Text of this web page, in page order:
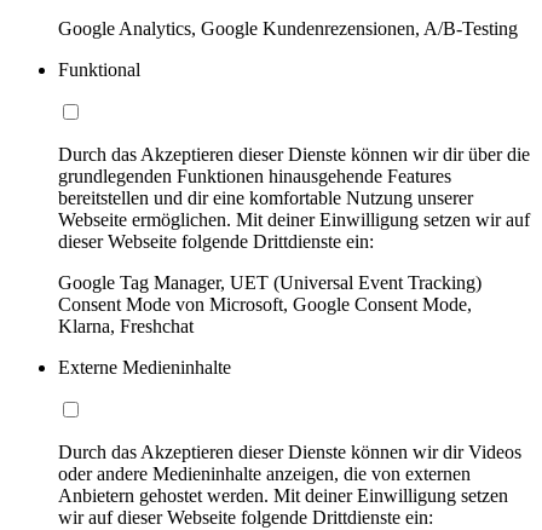
Google Analytics, Google Kundenrezensionen, A/B-Testing
Funktional
Durch das Akzeptieren dieser Dienste können wir dir über die
grundlegenden Funktionen hinausgehende Features
bereitstellen und dir eine komfortable Nutzung unserer
Webseite ermöglichen. Mit deiner Einwilligung setzen wir auf
dieser Webseite folgende Drittdienste ein:
Google Tag Manager, UET (Universal Event Tracking)
Consent Mode von Microsoft, Google Consent Mode,
Klarna, Freshchat
Externe Medieninhalte
Durch das Akzeptieren dieser Dienste können wir dir Videos
oder andere Medieninhalte anzeigen, die von externen
Anbietern gehostet werden. Mit deiner Einwilligung setzen
wir auf dieser Webseite folgende Drittdienste ein: